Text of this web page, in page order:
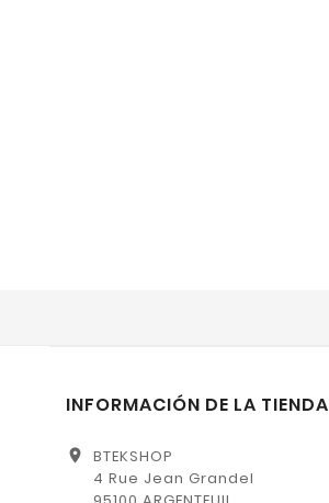
INFORMACIÓN DE LA TIENDA
location_on
BTEKSHOP
4 Rue Jean Grandel